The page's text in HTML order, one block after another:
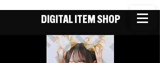
DIGITAL ITEM SHOP